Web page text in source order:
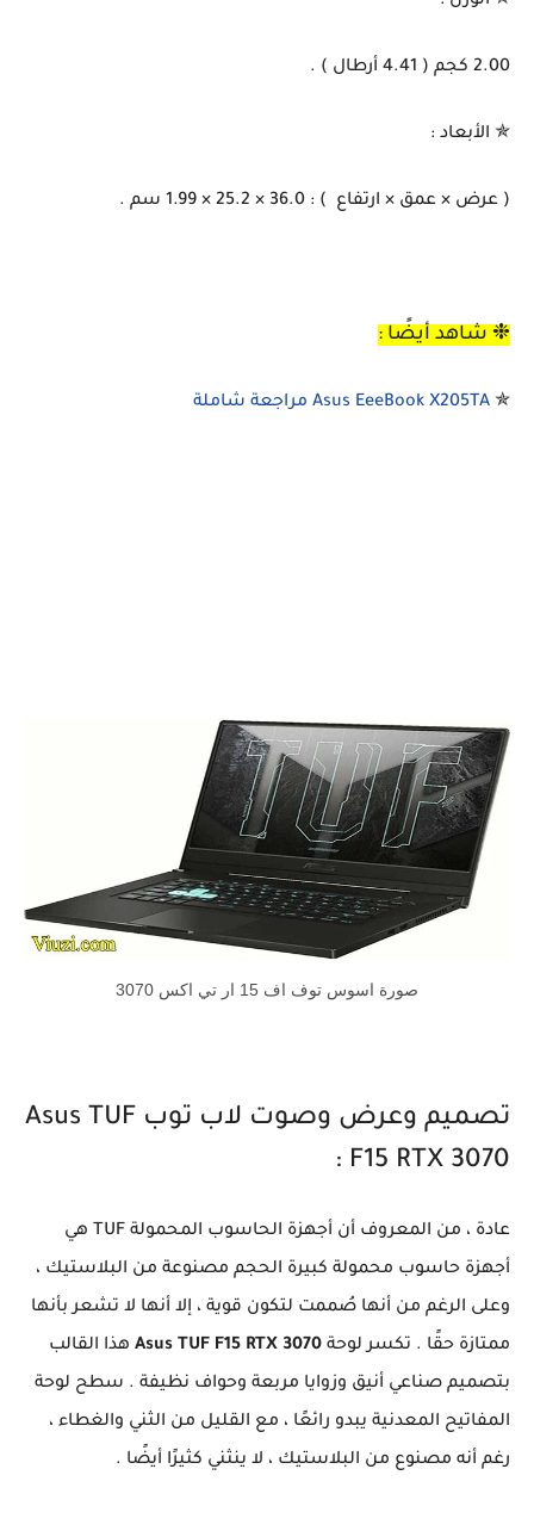
2.00 كجم ( 4.41 أرطال ) .
✯ الأبعاد :
( عرض × عمق × ارتفاع ) : 36.0 × 25.2 × 1.99 سم .
❉ شاهد أيضًا :
✯ Asus EeeBook X205TA مراجعة شاملة
صورة اسوس توف اف 15 ار تي اكس 3070
تصميم وعرض وصوت لاب توب Asus TUF
F15 RTX 3070 :
عادة ، من المعروف أن أجهزة الحاسوب المحمولة TUF هي
أجهزة حاسوب محمولة كبيرة الحجم مصنوعة من البلاستيك ،
وعلى الرغم من أنها صُممت لتكون قوية ، إلا أنها لا تشعر بأنها
ممتازة حقًا . تكسر لوحة Asus TUF F15 RTX 3070 هذا القالب
بتصميم صناعي أنيق وزوايا مربعة وحواف نظيفة . سطح لوحة
المفاتيح المعدنية يبدو رائعًا ، مع القليل من الثني والغطاء ،
رغم أنه مصنوع من البلاستيك ، لا ينثني كثيرًا أيضًا .